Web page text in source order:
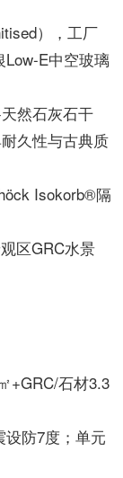
），工厂
E中空玻璃
然石灰石干
久性与古典质
Isokorb®隔
区GRC水景
+GRC/石材3.3
防7度；单元